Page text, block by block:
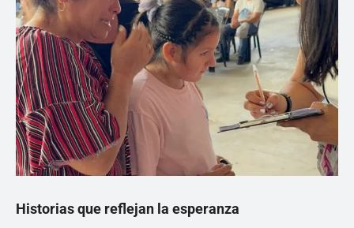
Historias que reflejan la esperanza